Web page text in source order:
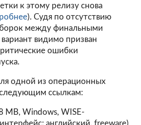
к этому релизу снова
). Судя по отсутствию
между финальными
видимо призван
ошибки
одной из операционных
ссылкам:
MB, Windows, WISE-
английский, freeware)